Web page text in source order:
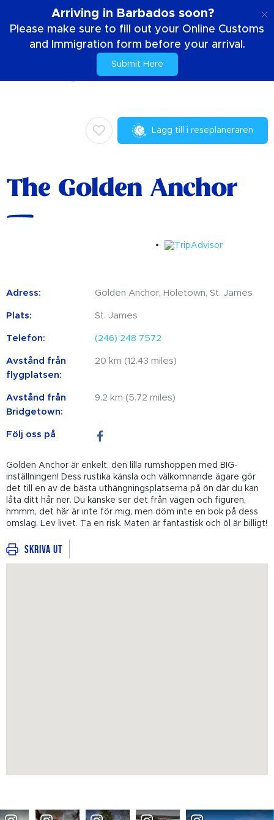
Arriving in Barbados soon?
Please make sure to fill out your Online Customs
and Immigration form before your arrival.
Submit Here
Kulinariska The Golden Anchor
Lägg till i reseplaneraren
The Golden Anchor
Adress: Golden Anchor, Holetown, St. James
Plats: St. James
Telefon: (246) 248 7572
Avstånd från
flygplatsen:
20 km (12.43 miles)
Avstånd från
Bridgetown:
9.2 km (5.72 miles)
Följ oss på
Golden Anchor är enkelt, den lilla rumshoppen med BIG-
inställningen! Dess rustika känsla och välkomnande ägare gör
det till en av de bästa uthängningsplatserna på ön där du kan
låta ditt hår ner. Du kanske ser det från vägen och figuren,
hmmm, det här är inte för mig, men döm inte en bok på dess
omslag. Lev livet. Ta en risk. Maten är fantastisk och öl är billigt!
Skriva ut